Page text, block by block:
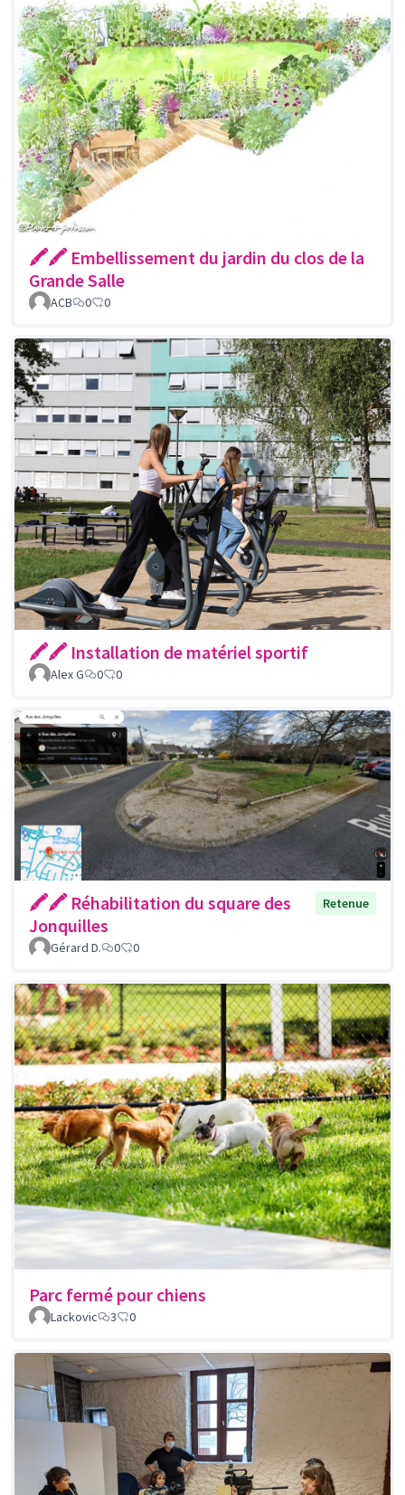
🖍🖍 Embellissement du jardin du clos de la
Grande Salle
ACB 0 0
🖍🖍 Installation de matériel sportif
Alex G 0 0
🖍🖍 Réhabilitation du square des
Jonquilles
Retenue
Gérard D. 0 0
Parc fermé pour chiens
Lackovic 3 0